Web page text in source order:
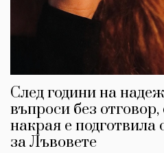
След години на
въпроси без
накрая е подготвила
за Лъвовете